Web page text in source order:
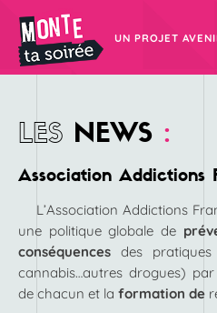
UN PROJET
LES NEWS :
Association Addictions
L’Association Addictions
une politique globale de
conséquences des
cannabis…autres drogues) par
de chacun et la formation de